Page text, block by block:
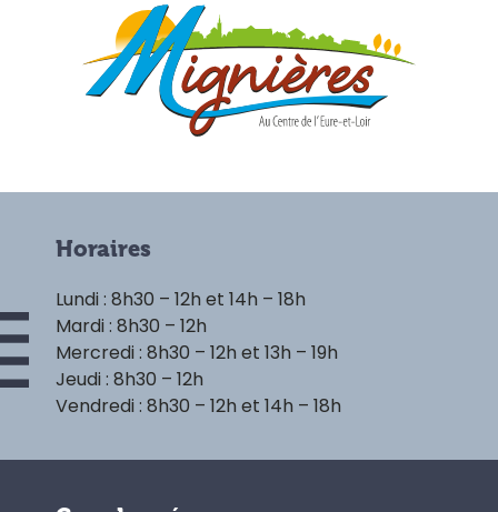
Horaires
Lundi : 8h30 – 12h et 14h – 18h
Mardi : 8h30 – 12h
Mercredi : 8h30 – 12h et 13h – 19h
Jeudi : 8h30 – 12h
Vendredi : 8h30 – 12h et 14h – 18h